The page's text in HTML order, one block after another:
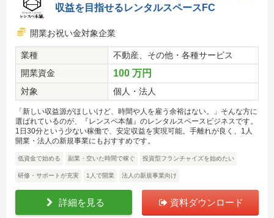
収益を目指せるレンタルスペースFC
開業お祝い金対象企業
業種
不動産、その他・各種サービス
開業資金
100 万円
対象 個人・法人
「新しい収益源がほしいけど、時間や人を雇う余裕はない。」そんな方に
選ばれているのが、『レンスペ本舗』のレンタルスペースビジネスです。
1日30分という少ない稼働で、安定収益を実現可能。手離れが良く、1人
開業・法人の新規事業にもおすすめです。
低資金で始める 副業・空いた時間で稼ぐ 投資型フランチャイズを始めたい
研修・サポートが充実 1人で開業 法人の新規事業向け
詳細を見る 資料ダウンロード